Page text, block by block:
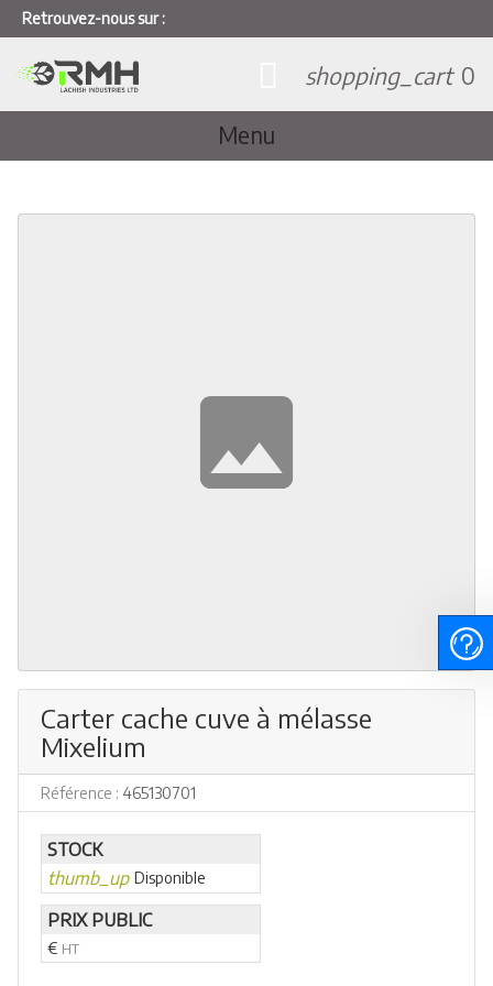
Retrouvez-nous sur :
Menu
shopping_cart 0
Carter cache cuve à mélasse
Mixelium
Référence : 465130701
STOCK
thumb_up Disponible
PRIX PUBLIC
€ HT